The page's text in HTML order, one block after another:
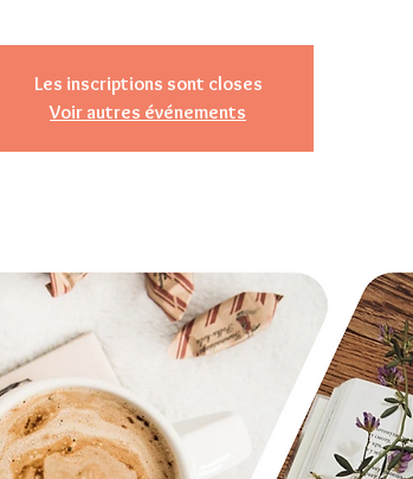
Les inscriptions sont closes
Voir autres événements